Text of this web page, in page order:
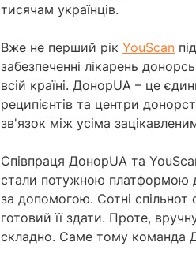
тисячам українців.
Вже не перший рік YouScan
забезпеченні лікарень
всій країні. ДонорUA – це
реципієнтів та центри
зв'язок між усіма
Співпраця ДонорUA та
стали потужною платформою
за допомогою. Сотні
готовий її здати. Проте,
складно. Саме тому команда